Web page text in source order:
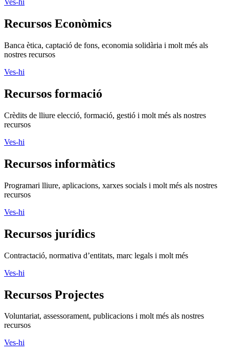
Ves-hi
Recursos Econòmics
Banca ètica, captació de fons, economia solidària i molt més als
nostres recursos
Ves-hi
Recursos formació
Crèdits de lliure elecció, formació, gestió i molt més als nostres
recursos
Ves-hi
Recursos informàtics
Programari lliure, aplicacions, xarxes socials i molt més als nostres
recursos
Ves-hi
Recursos jurídics
Contractació, normativa d’entitats, marc legals i molt més
Ves-hi
Recursos Projectes
Voluntariat, assessorament, publicacions i molt més als nostres
recursos
Ves-hi